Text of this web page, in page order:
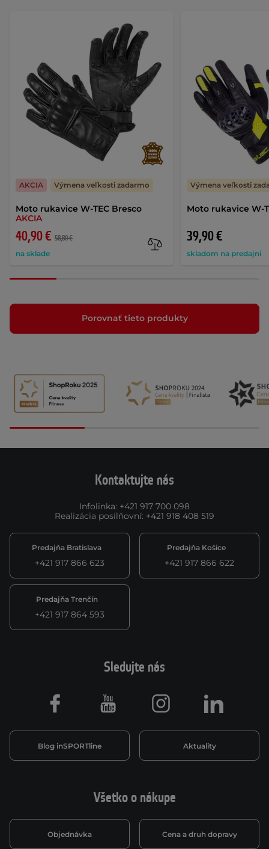
Moto rukavice W-TEC Bresco
AKCIA
40,90 € 58,80 €
na sklade
AKCIA Výmena veľkosti zadarmo
Moto rukavice W-
39,90 €
skladom na predajni
Výmena veľkosti
Porovnať tieto produkty
Kontaktujte nás
Infolinka: +421 917 700 098
Realizácia posilňovní: +421 918 408 519
Predajňa Bratislava
+421 917 866 623
Predajňa Košice
+421 917 866 622
Predajňa Trenčín
+421 917 864 593
Všetko o nákupe
Objednávka Cena a druh dopravy
Sledujte nás
Blog inSPORTline Aktuality
Facebook Youtube Instagram LinkedIn